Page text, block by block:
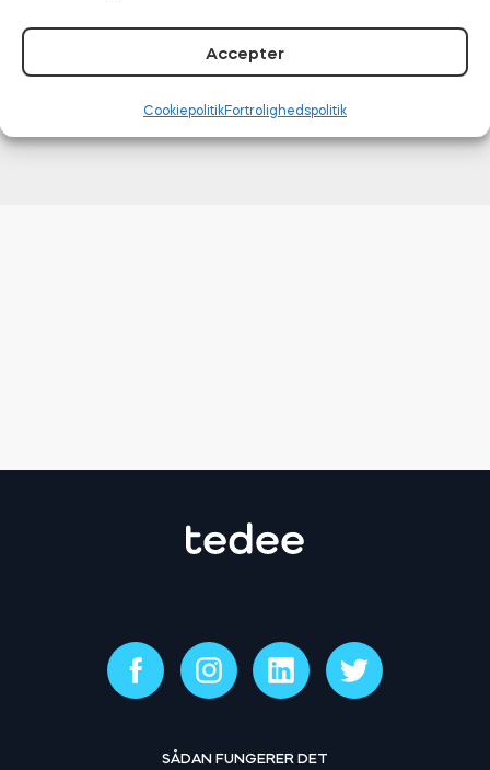
Accepter
CookiepolitikFortrolighedspolitik
SÅDAN FUNGERER DET